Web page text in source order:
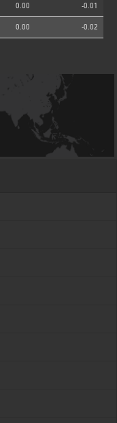
0.00 -0.01
0.00 -0.02